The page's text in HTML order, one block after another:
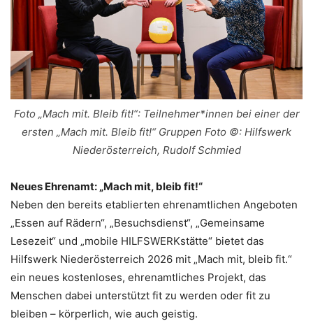
Foto „Mach mit. Bleib fit!“: Teilnehmer*innen bei einer der
ersten „Mach mit. Bleib fit!“ Gruppen Foto ©: Hilfswerk
Niederösterreich, Rudolf Schmied
Neues Ehrenamt: „Mach mit, bleib fit!“
Neben den bereits etablierten ehrenamtlichen Angeboten
„Essen auf Rädern“, „Besuchsdienst“, „Gemeinsame
Lesezeit“ und „mobile HILFSWERKstätte“ bietet das
Hilfswerk Niederösterreich 2026 mit „Mach mit, bleib fit.“
ein neues kostenloses, ehrenamtliches Projekt, das
Menschen dabei unterstützt fit zu werden oder fit zu
bleiben – körperlich, wie auch geistig.